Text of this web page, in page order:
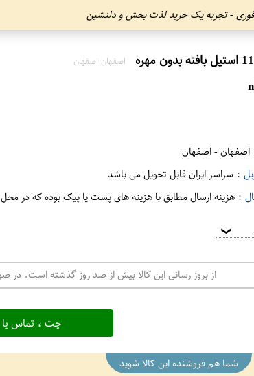
فوری - تجربه یک خرید لذت بخش و دلنشین
اصفهان اصفهان
اصفهان-اصفهان
: سراسر ایران قابل تحویل می باشد
: هزینه ارسال مطابق با هزینه های پست یا پیک بوده که در
❯
از بروز رسانی این کالا بیش از صد روز گذشته است. در
چت ، تماس یا
شما هم فروشنده این کالا شوید